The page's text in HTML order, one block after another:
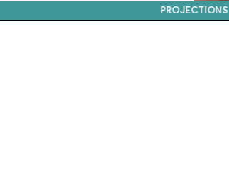
PROJECTIONS